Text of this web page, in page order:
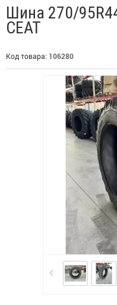
Шина 270/
CEAT
Код товара: 106280